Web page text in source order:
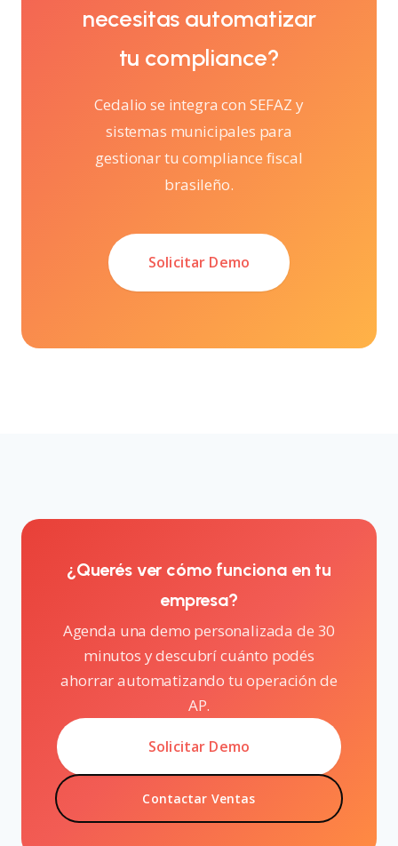
necesitas automatizar
tu compliance?
Cedalio se integra con SEFAZ y
sistemas municipales para
gestionar tu compliance fiscal
brasileño.
Solicitar Demo
¿Querés ver cómo funciona en tu
empresa?
Agenda una demo personalizada de 30
minutos y descubrí cuánto podés
ahorrar automatizando tu operación de
AP.
Solicitar Demo
Contactar Ventas